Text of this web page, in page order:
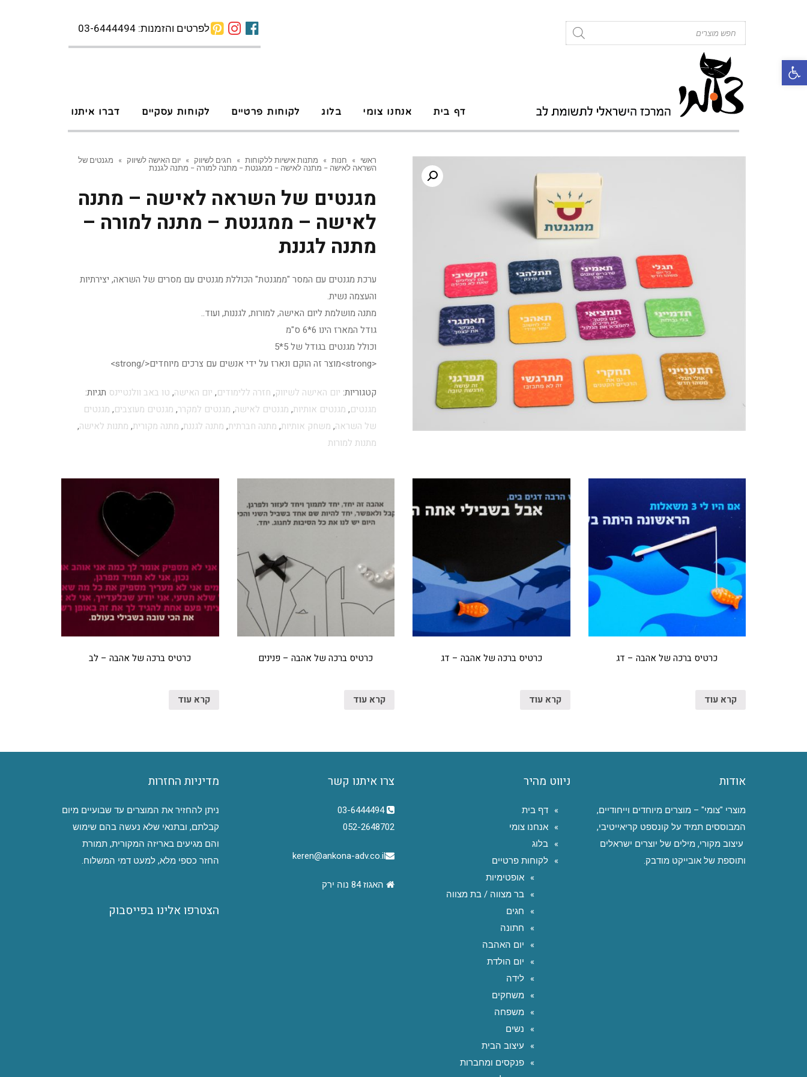
פתח סרגל נגישות
לפרטים והזמנות: 03-6444494
דף בית אנחנו צומי בלוג לקוחות פרטיים לקוחות עסקיים דברו איתנו
ראשי » חנות » מתנות אישיות ללקוחות » חגים לשיווק » יום האישה לשיווק »
מגנטים של
השראה לאישה – מתנה לאישה – ממגנטת – מתנה למורה – מתנה לגננת
מגנטים של השראה לאישה – מתנה
לאישה – ממגנטת – מתנה למורה –
מתנה לגננת
ערכת מגנטים עם המסר "ממגנטת" הכוללת מגנטים עם מסרים של השראה, יצירתיות
והעצמה נשית.
מתנה מושלמת ליום האישה, למורות, לגננות, ועוד..
גודל המארז הינו 6*6 ס"מ
וכולל מגנטים בגודל של 5*5
<strong>מוצר זה הוקם ונארז על ידי אנשים עם צרכים מיוחדים</strong>
קטגוריות: יום האישה לשיווק, חזרה ללימודים, יום האישה, טו באב וולנטיינס תגיות:
מגנטים, מגנטים אותיות, מגנטים לאישה, מגנטים למקרר, מגנטים מעוצבים, מגנטים
של השראה, משחק אותיות, מתנה חברתית, מתנה לגננת, מתנה מקורית, מתנות לאישה,
מתנות למורות
מוצרים קשורים
כרטיס ברכה של אהבה – דג
קרא עוד
כרטיס ברכה של אהבה – דג
קרא עוד
כרטיס ברכה של אהבה – פנינים
קרא עוד
כרטיס ברכה של אהבה – לב
קרא עוד
אודות
מוצרי "צומי" – מוצרים מיוחדים וייחודיים,
המבוססים תמיד על קונספט קריאייטיבי,
עיצוב מקורי, מילים של יוצרים ישראלים
ותוספת של אובייקט מודבק.
ניווט מהיר
דף בית
אנחנו צומי
בלוג
לקוחות פרטיים
אופטימיות
בר מצווה / בת מצווה
חגים
חתונה
יום האהבה
יום הולדת
לידה
משחקים
משפחה
נשים
עיצוב הבית
פנקסים ומחברות
צרו איתנו קשר
03-6444494
052-2648702
keren@ankona-adv.co.il
האגוז 84 נוה ירק
מדיניות החזרות
ניתן להחזיר את המוצרים עד שבועיים מיום
קבלתם, ובתנאי שלא נעשה בהם שימוש
והם מגיעים באריזה המקורית, תמורת
החזר כספי מלא, למעט דמי המשלוח.
הצטרפו אלינו בפייסבוק